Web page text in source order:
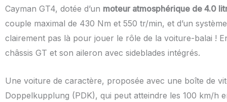
Cayman GT4, dotée d’un moteur atmosphérique de 4.0
couple maximal de 430 Nm et 550 tr/min, et d’un
clairement pas là pour jouer le rôle de la voiture-balai !
châssis GT et son aileron avec sideblades intégrés.
Une voiture de caractère, proposée avec une boîte de
Doppelkupplung (PDK), qui peut atteindre les 100 km/h